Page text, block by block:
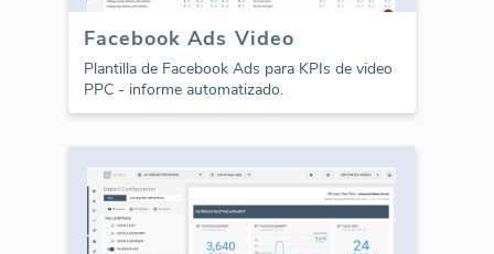
Facebook Ads Video
Plantilla de Facebook Ads para KPIs de video
PPC - informe automatizado.